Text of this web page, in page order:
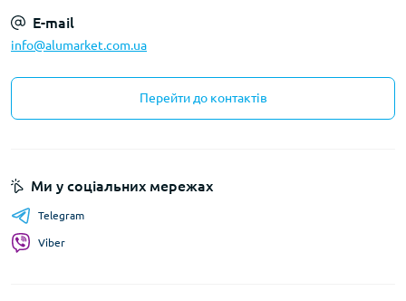
E-mail
info@alumarket.com.ua
Перейти до контактів
Ми у соціальних мережах
Telegram
Viber